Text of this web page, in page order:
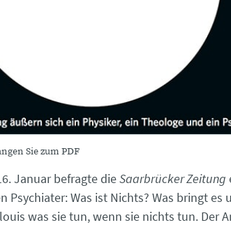
Sie zum PDF
Januar befragte dieSaarbrücker Zeitung
Psychiater: Was ist Nichts? Was bringt es
was sie tun, wenn sie nichts tun. Der